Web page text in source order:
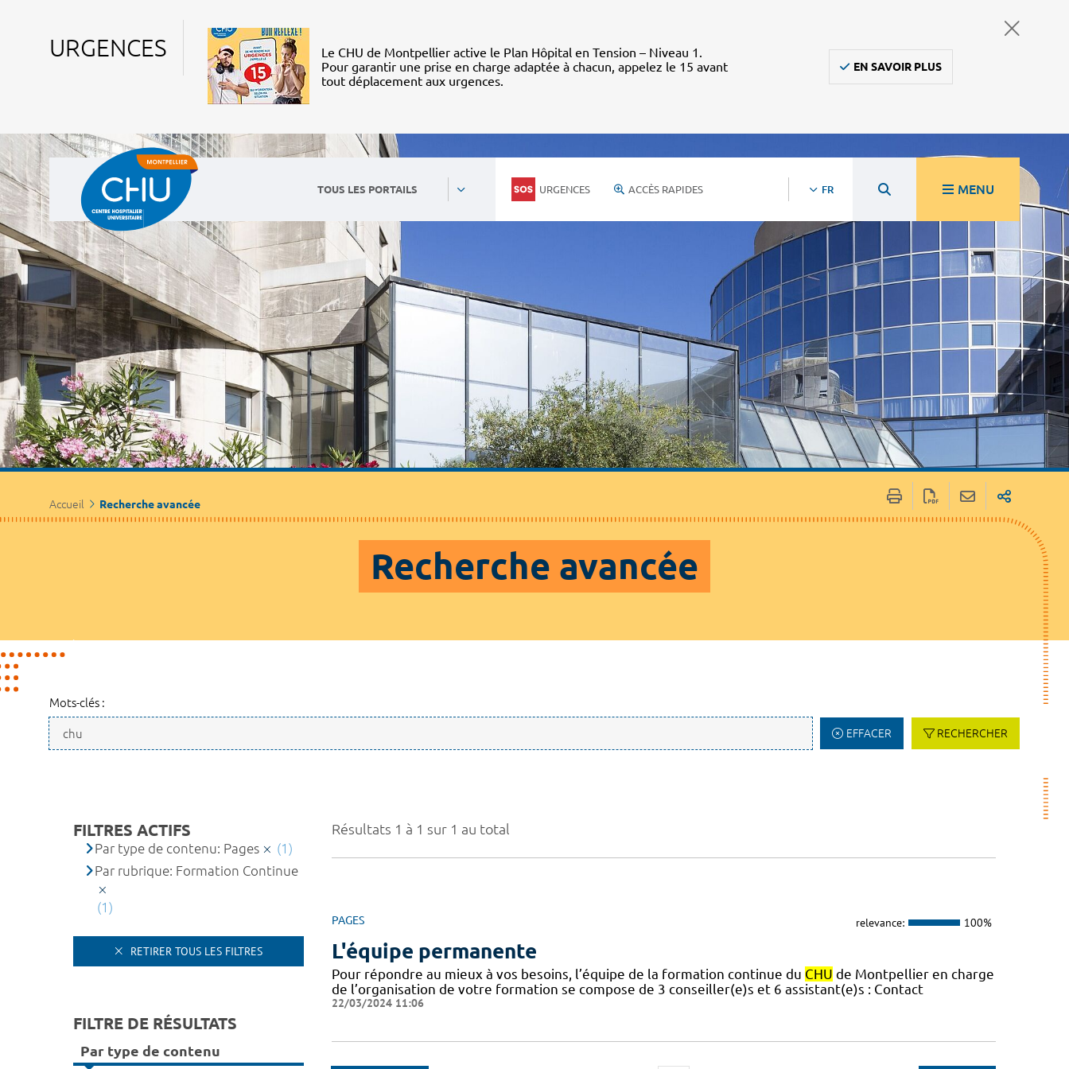
URGENCES
Le CHU de Montpellier active le Plan Hôpital en Tension – Niveau 1.
Pour garantir une prise en charge adaptée à chacun, appelez le 15 avant
tout déplacement aux urgences.
EN SAVOIR PLUS
TOUS LES PORTAILS URGENCES ACCÈS RAPIDES FR MENU
Accueil Recherche avancée
Recherche avancée
Mots-clés :
EFFACER RECHERCHER
Résultats 1 à 1 sur 1 au total
PAGES relevance: 100%
L'équipe permanente
Pour répondre au mieux à vos besoins, l’équipe de la formation continue du CHU de Montpellier en charge
de l’organisation de votre formation se compose de 3 conseiller(e)s et 6 assistant(e)s : Contact
22/03/2024 11:06
FILTRES ACTIFS
Par type de contenu: Pages
(1)
Par rubrique: Formation Continue
(1)
RETIRER TOUS LES FILTRES
FILTRE DE RÉSULTATS
Par type de contenu